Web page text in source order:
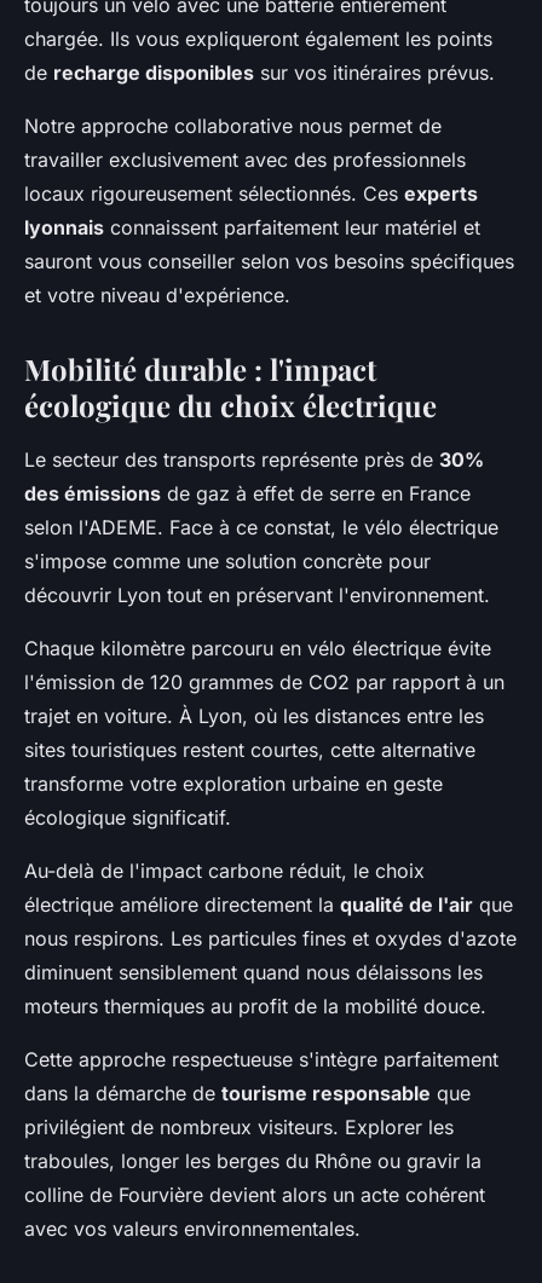
chargée. Ils vous expliqueront également les points
de recharge disponibles sur vos itinéraires prévus.
Notre approche collaborative nous permet de
travailler exclusivement avec des professionnels
locaux rigoureusement sélectionnés. Ces experts
lyonnais connaissent parfaitement leur matériel et
sauront vous conseiller selon vos besoins spécifiques
et votre niveau d'expérience.
Mobilité durable : l'impact
écologique du choix électrique
Le secteur des transports représente près de 30%
des émissions de gaz à effet de serre en France
selon l'ADEME. Face à ce constat, le vélo électrique
s'impose comme une solution concrète pour
découvrir Lyon tout en préservant l'environnement.
Chaque kilomètre parcouru en vélo électrique évite
l'émission de 120 grammes de CO2 par rapport à un
trajet en voiture. À Lyon, où les distances entre les
sites touristiques restent courtes, cette alternative
transforme votre exploration urbaine en geste
écologique significatif.
Au-delà de l'impact carbone réduit, le choix
électrique améliore directement la qualité de l'air que
nous respirons. Les particules fines et oxydes d'azote
diminuent sensiblement quand nous délaissons les
moteurs thermiques au profit de la mobilité douce.
Cette approche respectueuse s'intègre parfaitement
dans la démarche de tourisme responsable que
privilégient de nombreux visiteurs. Explorer les
traboules, longer les berges du Rhône ou gravir la
colline de Fourvière devient alors un acte cohérent
avec vos valeurs environnementales.